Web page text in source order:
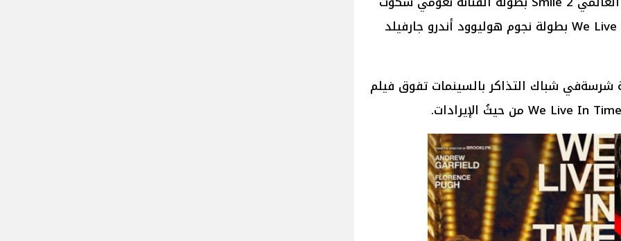
وفيلم الدراما الرومانسية We Live In Time بطولة نجوم هوليوود أندرو جارفيلد
شرسةفي شباك التذاكر بالسينمات تفوق فيلم